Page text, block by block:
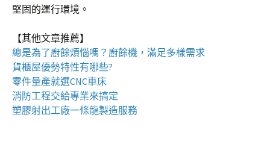
堅固的運行環境。
【其他文章推薦】
總是為了廚餘煩惱嗎？ 廚餘機 ，滿足多樣需求
貨櫃屋優勢特性有哪些?
零件量產就選CNC車床
消防工程交給專業來搞定
塑膠射出工廠一條龍製造服務